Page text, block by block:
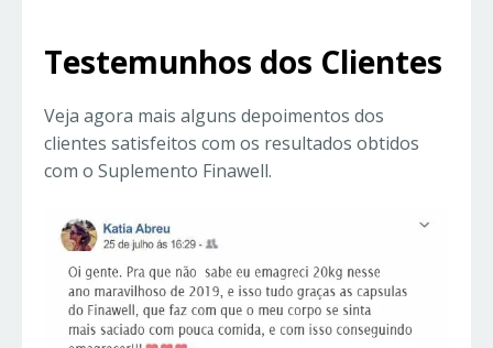
Testemunhos dos Clientes
Veja agora mais alguns depoimentos dos
clientes satisfeitos com os resultados obtidos
com o Suplemento Finawell.